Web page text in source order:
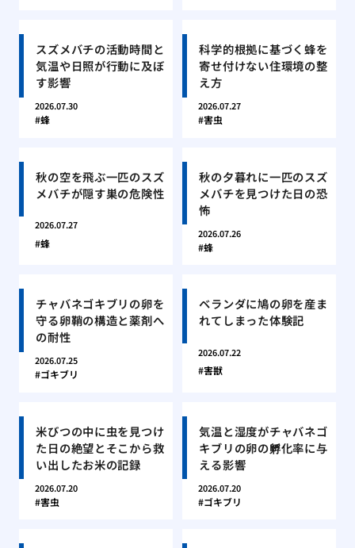
スズメバチの活動時間と
気温や日照が行動に及ぼ
す影響
2026.07.30
蜂
科学的根拠に基づく蜂を
寄せ付けない住環境の整
え方
2026.07.27
害虫
秋の空を飛ぶ一匹のスズ
メバチが隠す巣の危険性
2026.07.27
蜂
秋の夕暮れに一匹のスズ
メバチを見つけた日の恐
怖
2026.07.26
蜂
チャバネゴキブリの卵を
守る卵鞘の構造と薬剤へ
の耐性
2026.07.25
ゴキブリ
ベランダに鳩の卵を産ま
れてしまった体験記
2026.07.22
害獣
米びつの中に虫を見つけ
た日の絶望とそこから救
い出したお米の記録
2026.07.20
害虫
気温と湿度がチャバネゴ
キブリの卵の孵化率に与
える影響
2026.07.20
ゴキブリ